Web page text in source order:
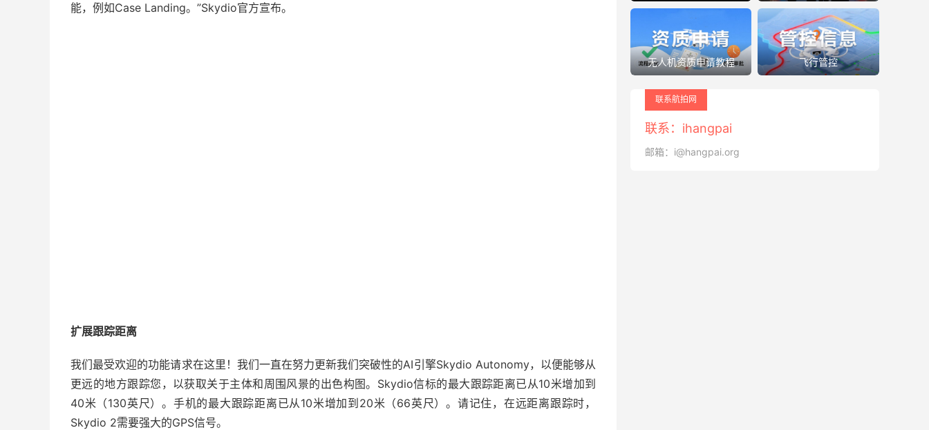
能，例如Case Landing。”Skydio官方宣布。
扩展跟踪距离
我们最受欢迎的功能请求在这里！我们一直在努力更新我们突破性的AI引擎Skydio Autonomy，以便能够从
更远的地方跟踪您，以获取关于主体和周围风景的出色构图。Skydio信标的最大跟踪距离已从10米增加到
40米（130英尺）。手机的最大跟踪距离已从10米增加到20米（66英尺）。请记住，在远距离跟踪时，
Skydio 2需要强大的GPS信号。
无人机资质申请教程 飞行管控
联系航拍网
联系：ihangpai
邮箱：i@hangpai.org